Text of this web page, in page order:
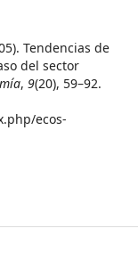
Tendencias de
del sector
, 9(20), 59–92.
ecos-